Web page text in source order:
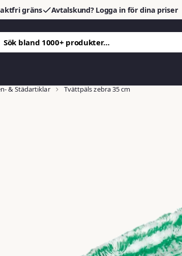
gräns Avtalskund? Logga in för dina priser
& Städartiklar Tvättpäls zebra 35 cm